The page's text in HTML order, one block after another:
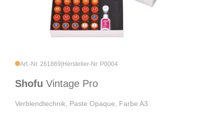
Art.-Nr. 261869 Hersteller-Nr. P0004
Shofu Vintage Pro
Verblendtechnik, Paste Opaque, Farbe A3